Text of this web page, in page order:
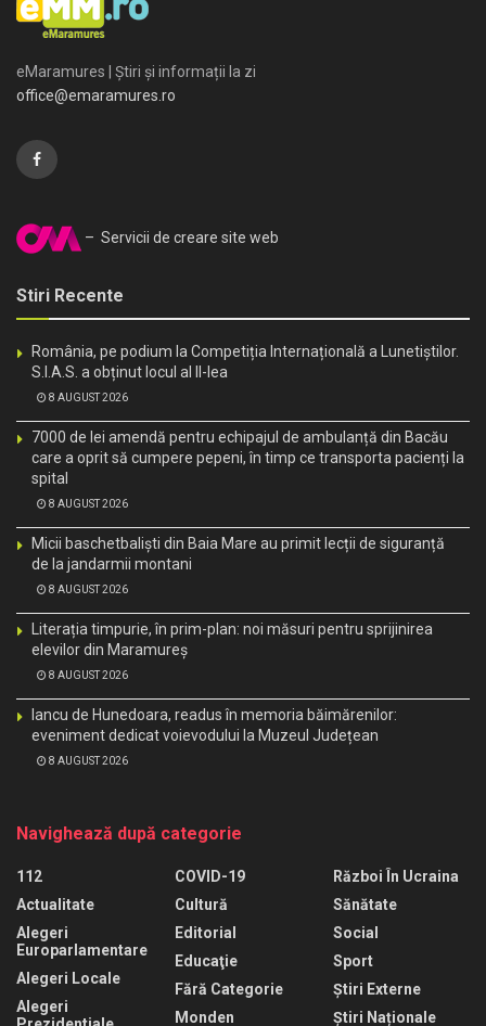
eMaramures | Știri și informații la zi
office@emaramures.ro
– Servicii de creare site web
Stiri Recente
România, pe podium la Competiția Internațională a Lunetiștilor.
S.I.A.S. a obținut locul al II-lea
8 AUGUST 2026
7000 de lei amendă pentru echipajul de ambulanță din Bacău
care a oprit să cumpere pepeni, în timp ce transporta pacienți la
spital
8 AUGUST 2026
Micii baschetbaliști din Baia Mare au primit lecții de siguranță
de la jandarmii montani
8 AUGUST 2026
Literația timpurie, în prim-plan: noi măsuri pentru sprijinirea
elevilor din Maramureș
8 AUGUST 2026
Iancu de Hunedoara, readus în memoria băimărenilor:
eveniment dedicat voievodului la Muzeul Județean
8 AUGUST 2026
Navighează după categorie
112
Actualitate
Alegeri
Europarlamentare
Alegeri Locale
Alegeri
COVID-19
Cultură
Editorial
Educaţie
Fără Categorie
Monden
Război În Ucraina
Sănătate
Social
Sport
Știri Externe
Știri Naționale